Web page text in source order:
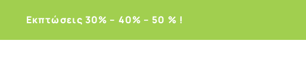
Eκπτώσεις 30% – 40% – 50 % !